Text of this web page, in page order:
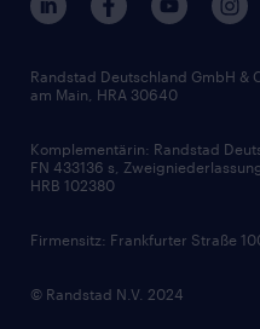
FAQ - Bewerber / Kunden
Zertifikate und
Gehaltsthemen
Bewerbungsratgeber
Soft Skills
Skills
Randstad Deutschland GmbH &
am Main, HRA 30640
Komplementärin: Randstad
FN 433136 s,
HRB 102380
Firmensitz: Frankfurter Straße
© Randstad N.V. 2024